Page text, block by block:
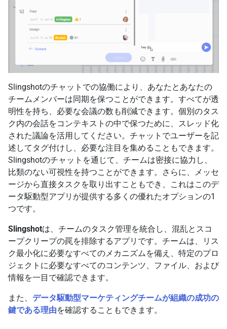
Slingshotのチャットでの協働により、あなたとあなたの
チームメンバーは同期を保つことができます。すべてが透
明性を持ち、必要な会議の数も削減できます。個別のタス
ク内の会話をコンテキストの中で保つために、スレッド化
された議論を活用してください。チャットでユーザーを記
述してタグ付けし、必要な注目を集めることもできます。
Slingshotのチャットを通じて、チームは密接に協力し、
比類のない可視性を持つことができます。さらに、メッセ
ージから直接タスクを取り出すこともでき、これはこのデ
ータ駆動型アプリが提供する多くの優れたオプションの1
つです。
Slingshotは、チームのタスク管理を統合し、混乱とスコ
ープクリープの罠を排除するアプリです。チームは、リス
ク最小化に必要なすべてのメカニズムを備え、特定のプロ
ジェクトに必要なすべてのコンテンツ、ファイル、および
情報を一目で確認できます。
また、 データ駆動型マーケティングチームが組織の成功の
鍵である理由を確認することもできます。